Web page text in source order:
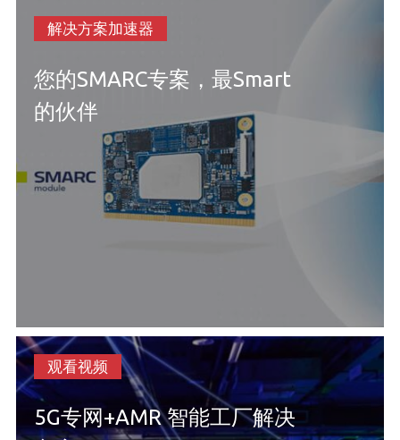
解决方案加速器
您的SMARC专案，最Smart
的伙伴
观看视频
5G专网+AMR 智能工厂解决